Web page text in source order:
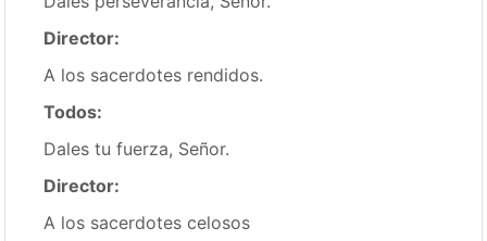
Director:
A los sacerdotes rendidos.
Todos:
Dales tu fuerza, Señor.
Director:
A los sacerdotes celosos